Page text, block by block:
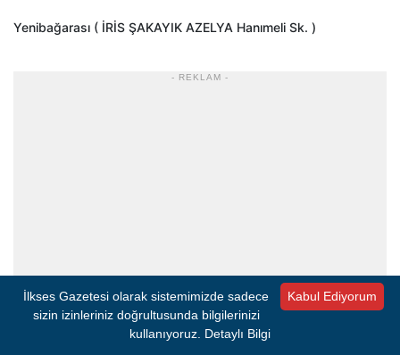
Yenibağarası ( İRİS ŞAKAYIK AZELYA Hanımeli Sk. )
- REKLAM -
Kabul Ediyorum
İlkses Gazetesi olarak sistemimizde sadece
sizin izinleriniz doğrultusunda bilgilerinizi
kullanıyoruz. Detaylı Bilgi